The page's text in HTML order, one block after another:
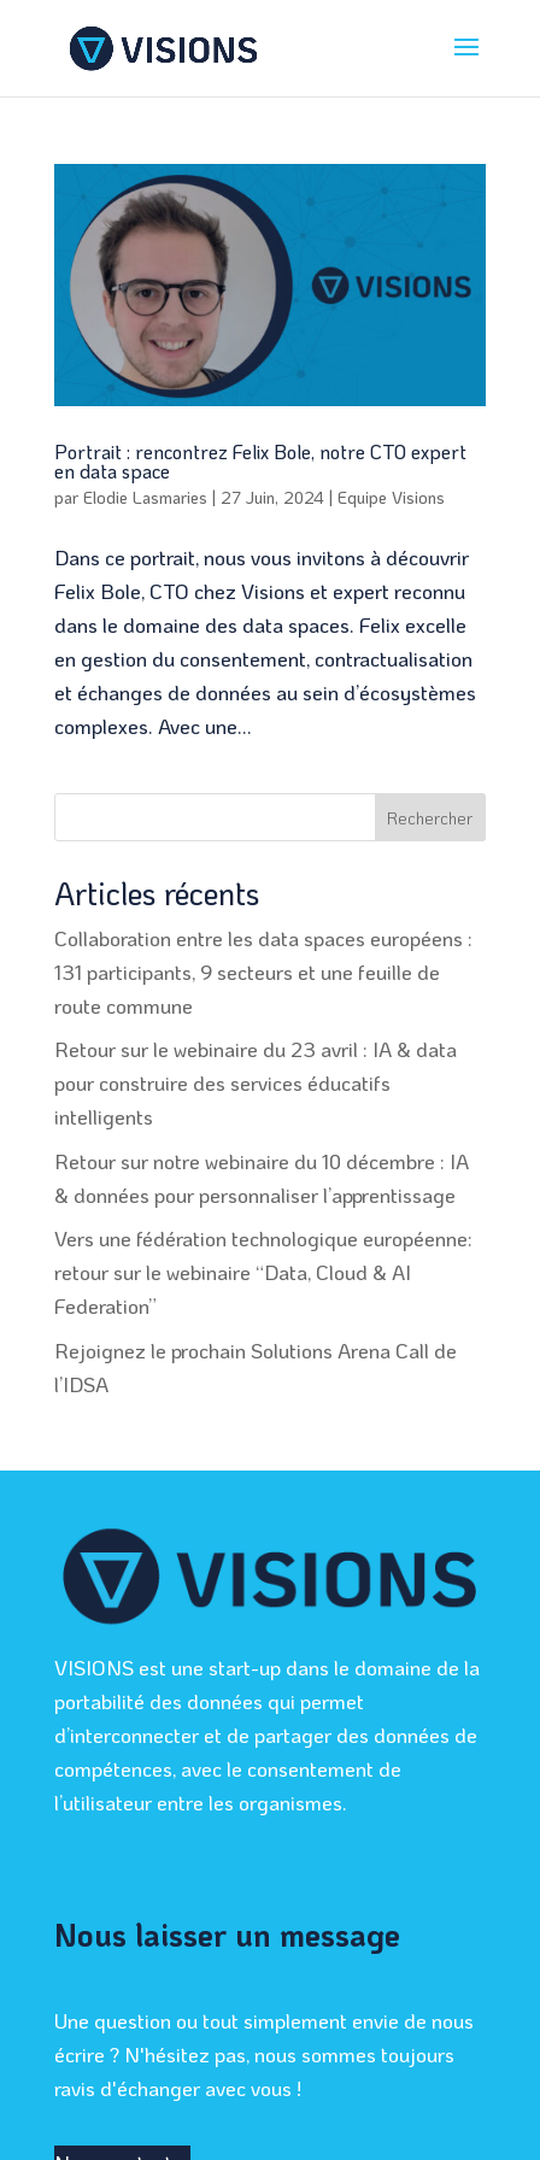
Portrait : rencontrez Felix Bole, notre CTO expert
en data space
par Elodie Lasmaries | 27 Juin, 2024| Equipe Visions
Dans ce portrait, nous vous invitons à découvrir
Felix Bole, CTO chez Visions et expert reconnu
dans le domaine des data spaces. Felix excelle
en gestion du consentement, contractualisation
et échanges de données au sein d’écosystèmes
complexes. Avec une...
Rechercher
Articles récents
Collaboration entre les data spaces européens :
131 participants, 9 secteurs et une feuille de
route commune
Retour sur le webinaire du 23 avril : IA & data
pour construire des services éducatifs
intelligents
Retour sur notre webinaire du 10 décembre : IA
& données pour personnaliser l’apprentissage
Vers une fédération technologique européenne:
retour sur le webinaire “Data, Cloud & AI
Federation”
Rejoignez le prochain Solutions Arena Call de
l’IDSA
VISIONS est une start-up dans le domaine de la
portabilité des données qui permet
d’interconnecter et de partager des données de
compétences, avec le consentement de
l’utilisateur entre les organismes.
Nous laisser un message
Une question ou tout simplement envie de nous
écrire ? N'hésitez pas, nous sommes toujours
ravis d'échanger avec vous !